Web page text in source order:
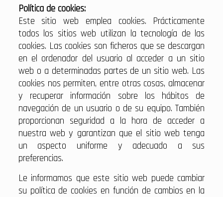
Política de cookies:
Este sitio web emplea cookies. Prácticamente
todos los sitios web utilizan la tecnología de las
cookies. Las cookies son ficheros que se descargan
en el ordenador del usuario al acceder a un sitio
web o a determinadas partes de un sitio web. Las
cookies nos permiten, entre otras cosas, almacenar
y recuperar información sobre los hábitos de
navegación de un usuario o de su equipo. También
proporcionan seguridad a la hora de acceder a
nuestra web y garantizan que el sitio web tenga
un aspecto uniforme y adecuado a sus
preferencias.
Le informamos que este sitio web puede cambiar
su política de cookies en función de cambios en la